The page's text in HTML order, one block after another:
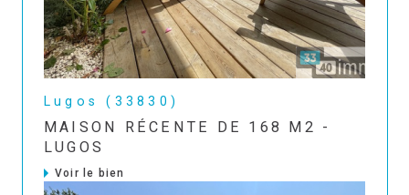
Lugos (33830)
MAISON RÉCENTE DE 168 M2 -
LUGOS
Voir le bien